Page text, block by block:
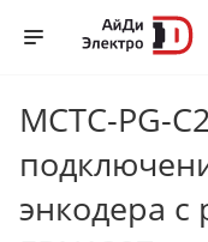
MCTC-PG-
энкодера